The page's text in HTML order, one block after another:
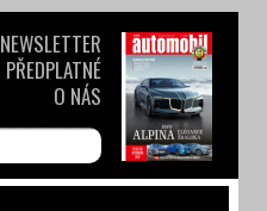
NEWSLETTER
PŘEDPLATNÉ
O NÁS